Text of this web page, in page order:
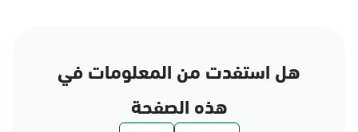
هل استفدت من المعلومات في
هذه الصفحة